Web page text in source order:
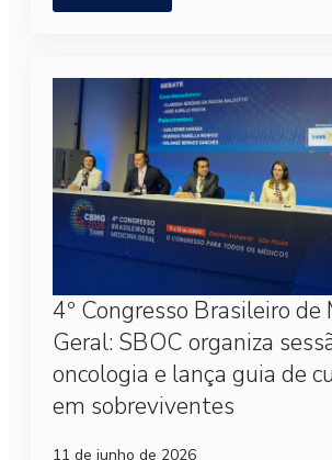
4º Congresso Brasileiro de
Geral: SBOC organiza
oncologia e lança guia de
em sobreviventes
11 de junho de 2026